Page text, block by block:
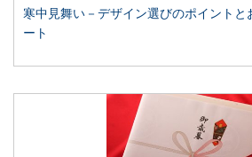
寒中見舞い－デザイン選びのポイントと
ート